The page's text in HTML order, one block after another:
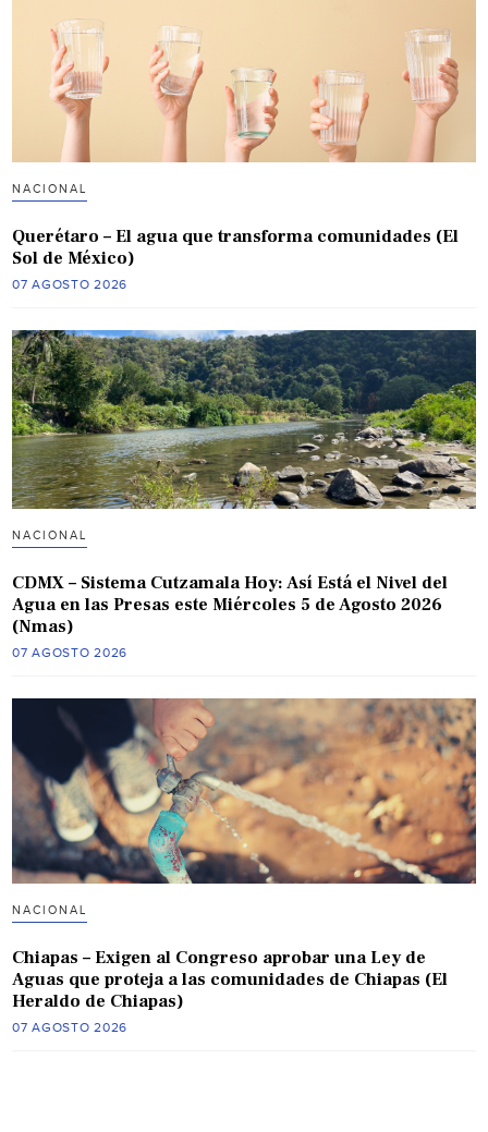
NACIONAL
Querétaro – El agua que transforma comunidades (El
Sol de México)
07 AGOSTO 2026
NACIONAL
CDMX – Sistema Cutzamala Hoy: Así Está el Nivel del
Agua en las Presas este Miércoles 5 de Agosto 2026
(Nmas)
07 AGOSTO 2026
NACIONAL
Chiapas – Exigen al Congreso aprobar una Ley de
Aguas que proteja a las comunidades de Chiapas (El
Heraldo de Chiapas)
07 AGOSTO 2026